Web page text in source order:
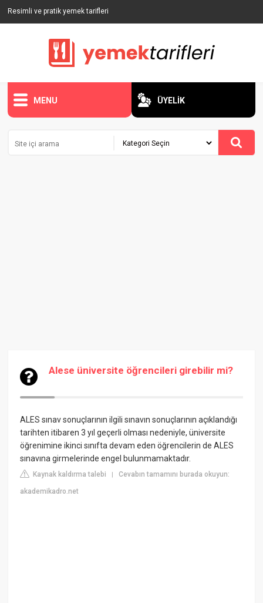
Resimli ve pratik yemek tarifleri
MENU ÜYELİK
Alese üniversite öğrencileri girebilir mi?
ALES sınav sonuçlarının ilgili sınavın sonuçlarının açıklandığı
tarihten itibaren 3 yıl geçerli olması nedeniyle, üniversite
öğrenimine ikinci sınıfta devam eden öğrencilerin de ALES
sınavına girmelerinde engel bulunmamaktadır.
Kaynak kaldırma talebi |Cevabın tamamını burada okuyun:
akademikadro.net